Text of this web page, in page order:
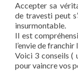
Accepter sa
de travesti peut
insurmontable.
Il est
l’envie de franchir
Voici 3 conseils (
pour vaincre vos